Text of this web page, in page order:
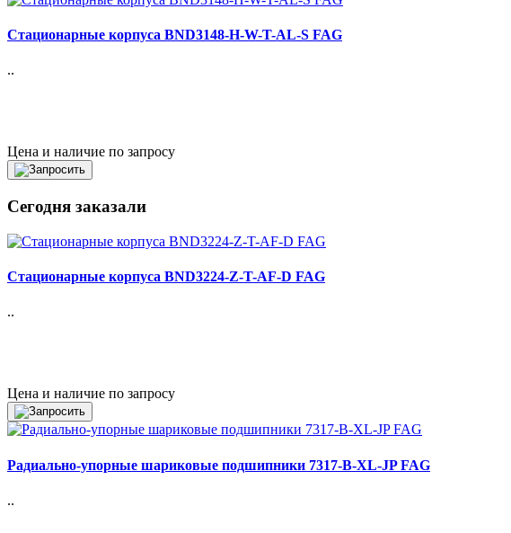
Стационарные корпуса BND3148-H-W-T-AL-S FAG
..
Цена и наличие по запросу
Сегодня заказали
Стационарные корпуса BND3224-Z-T-AF-D FAG
..
Цена и наличие по запросу
Радиально-упорные шариковые подшипники 7317-B-XL-JP FAG
..